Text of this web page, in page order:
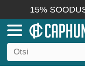
15%